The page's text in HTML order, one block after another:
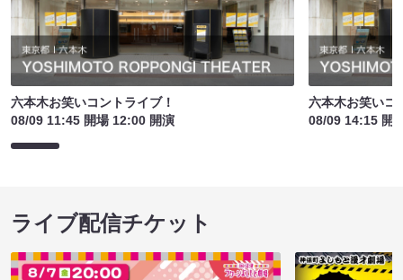
六本木お笑いコントライブ！
08/09 11:45 開場 12:00 開演
六本木お笑いコ
08/09 14:15 開
ライブ配信チケット